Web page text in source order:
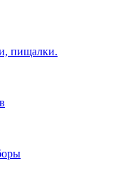
пищалки.